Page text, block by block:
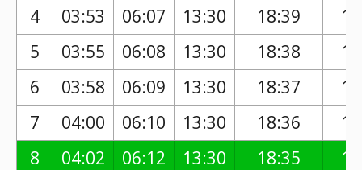
4
03:53 06:07 13:30 18:39
5
03:55 06:08 13:30 18:38
6
03:58 06:09 13:30 18:37
7
04:00 06:10 13:30 18:36
8
04:02 06:12 13:30 18:35